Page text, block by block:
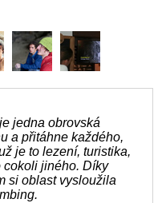
je jedna obrovská
a přitáhne každého,
je to lezení, turistika,
cokoli jiného. Díky
si oblast vysloužila